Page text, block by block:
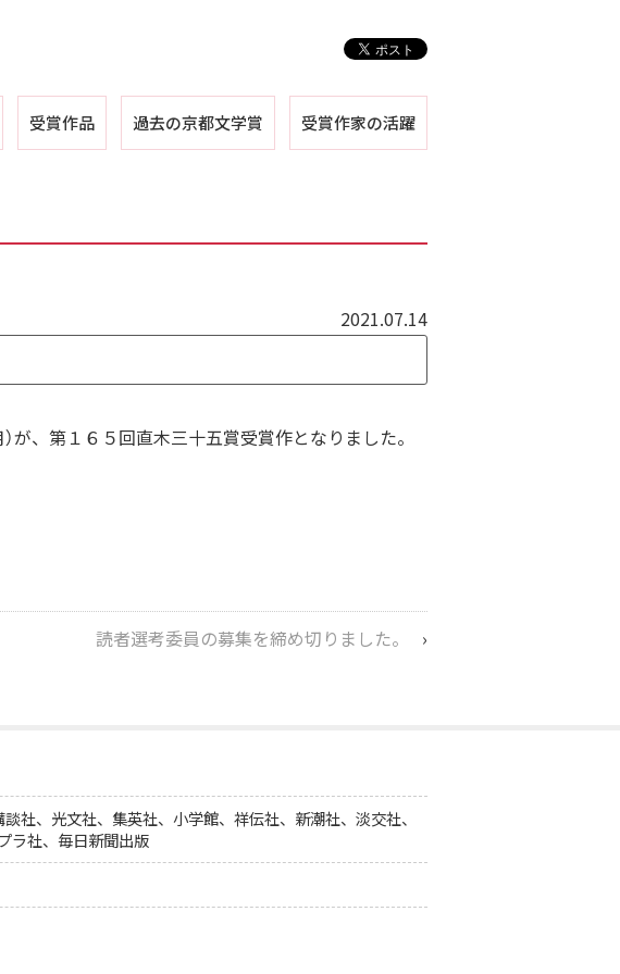
受賞作品
過去の京都文学賞
受賞作家の活躍
2021.07.14
が、第１６５回直木三十五賞受賞作となりました。
読者選考委員の募集を締め切りました。 ›
社、光文社、集英社、小学館、祥伝社、新潮社、淡交社、
ラ社、毎日新聞出版